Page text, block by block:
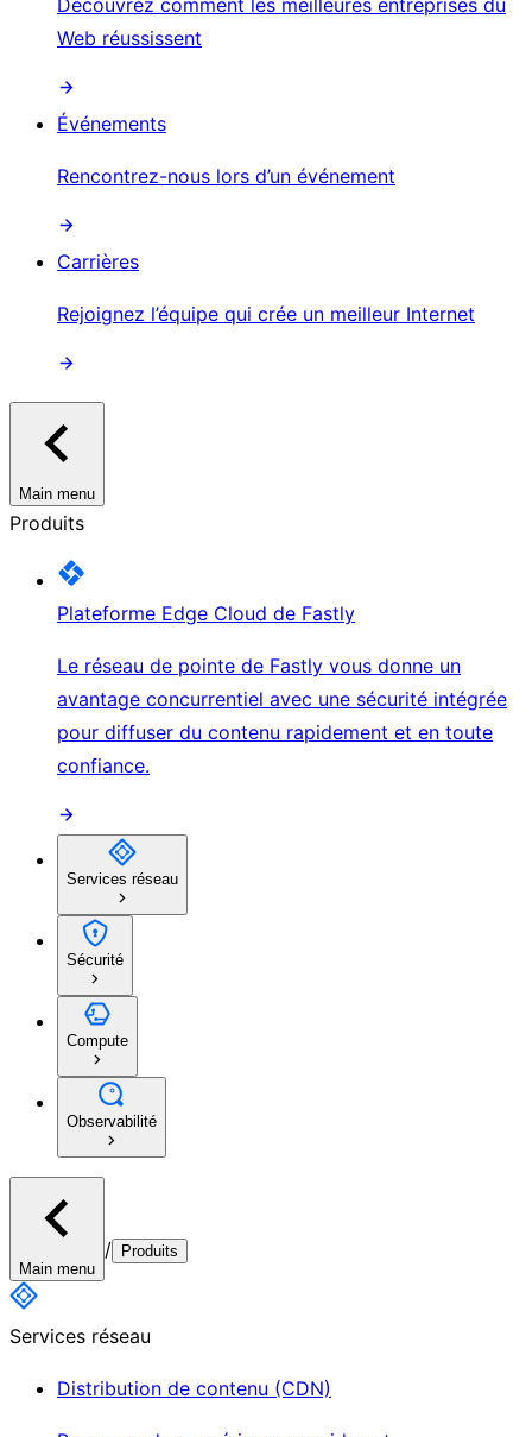
Web réussissent
Événements
Rencontrez-nous lors d’un événement
Carrières
Rejoignez l’équipe qui crée un meilleur Internet
Main menu
Produits
Plateforme Edge Cloud de Fastly
Le réseau de pointe de Fastly vous donne un
avantage concurrentiel avec une sécurité intégrée
pour diffuser du contenu rapidement et en toute
confiance.
Services réseau
Sécurité
Compute
Observabilité
Main menu
/ Produits
Services réseau
Distribution de contenu (CDN)